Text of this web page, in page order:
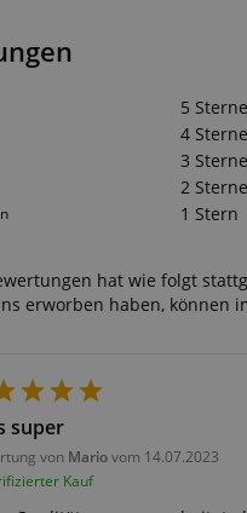
5 Sterne
4 Sterne
3 Sterne
2 Sterne
1 Stern
hat wie folgt
erworben haben, können
super
von Mariovom 14.07.2023
Kauf